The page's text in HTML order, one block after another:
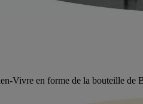
Vivre en forme de la bouteille